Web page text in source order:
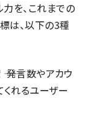
力を、これまでの
は、以下の3種
―― 発言数やアカウ
くれるユーザー